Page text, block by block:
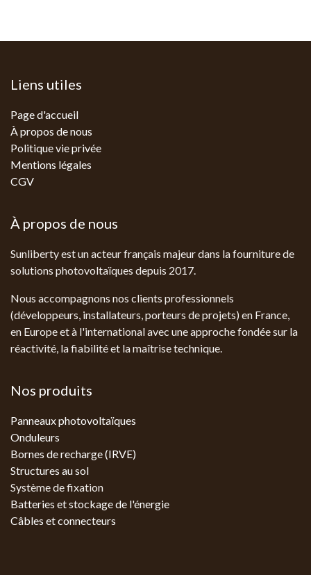
Liens utiles
Page d'accueil
À propos de nous
Politique vie privée
Mentions légales
CGV
À propos de nous
Sunliberty est un acteur français majeur dans la fourniture de
solutions photovoltaïques depuis 2017.
Nous accompagnons nos clients professionnels
(développeurs, installateurs, porteurs de projets) en France,
en Europe et à l'international avec une approche fondée sur la
réactivité, la fiabilité et la maîtrise technique.
Nos produits
Panneaux photovoltaïques
Onduleurs
Bornes de recharge (IRVE)
Structures au sol
Système de fixation
Batteries et stockage de l'énergie
Câbles et connecteurs